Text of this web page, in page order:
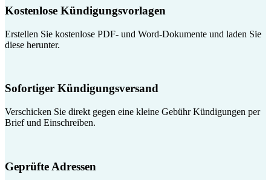
Kostenlose Kündigungsvorlagen
Erstellen Sie kostenlose PDF- und Word-Dokumente und laden Sie
diese herunter.
Sofortiger Kündigungsversand
Verschicken Sie direkt gegen eine kleine Gebühr Kündigungen per
Brief und Einschreiben.
Geprüfte Adressen